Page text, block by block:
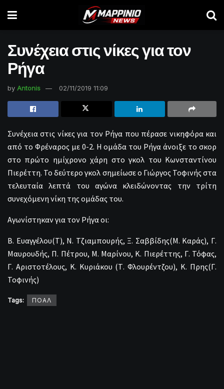
Συνέχεια στις νίκες για τον
Ρήγα
by Antonis 02/11/2019 11:09
Συνέχεια στις νίκες για τον Ρήγα που πέρασε νικηφόρα και
από το Φρέναρος με 0-2. Η ομάδα του Ρήγα άνοιξε το σκορ
στο πρώτο ημίχρονο χάρη στο γκολ του Κωνσταντίνου
Πιερέττη. Το δεύτερο γκολ σημείωσε ο Γιώργος Τοφινής στα
τελευταία λεπτά του αγώνα κλειδώνοντας την τρίτη
συνεχόμενη νίκη της ομάδας του.
Αγωνίστηκαν για τον Ρήγα οι:
Β. Ευαγγέλου(Τ), Ν. Τζιαμπουρής, Ξ. Σαββίδης(Μ. Καράς), Γ.
Μαυρουδής, Π. Πέτρου, Μ. Μαρίνου, Κ. Πιερέττης, Γ. Τόφας,
Γ. Αριστοτέλους, Κ. Κυριάκου (Τ. Φλουρέντζου), Κ. Πρης(Γ.
Τοφινής)
Tags: ΠΟΑΛ